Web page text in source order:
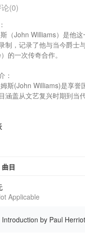
(0)
（John Williams）是他
制，记录了他与当今爵
的一次传奇合作。
：
斯(John Williams)是享
涵盖从文艺复兴时期到当
曲目
Applicable
Introduction by Paul Herriot